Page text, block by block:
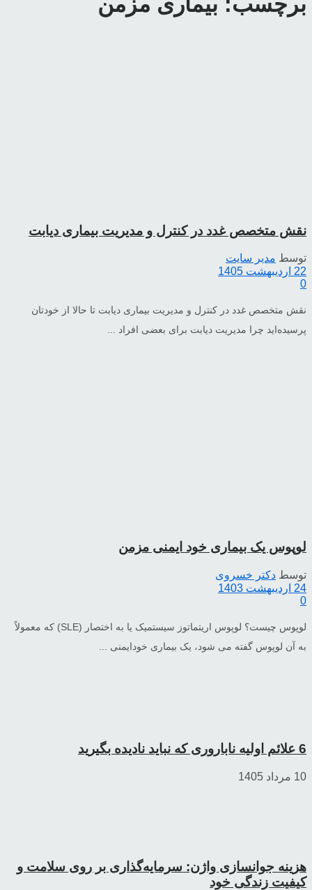
نقش متخصص غدد در کنترل و مدیریت بیماری دیابت
توسط مدیر سایت
22 اردیبهشت 1405
0
نقش متخصص غدد در کنترل و مدیریت بیماری دیابت تا حالا از خودتان
پرسیده‌اید چرا مدیریت دیابت برای بعضی افراد ...
لوپوس یک بیماری خود ایمنی مزمن
توسط دکتر خسروی
24 اردیبهشت 1403
0
لوپوس چیست؟ لوپوس اریتماتوز سیستمیک یا به اختصار (SLE) که معمولاً
به آن لوپوس گفته می شود، یک بیماری خودایمنی ...
6 علائم اولیه ناباروری که نباید نادیده بگیرید
10 مرداد 1405
هزینه جوانسازی واژن: سرمایه‌گذاری بر روی سلامت و
کیفیت زندگی خود